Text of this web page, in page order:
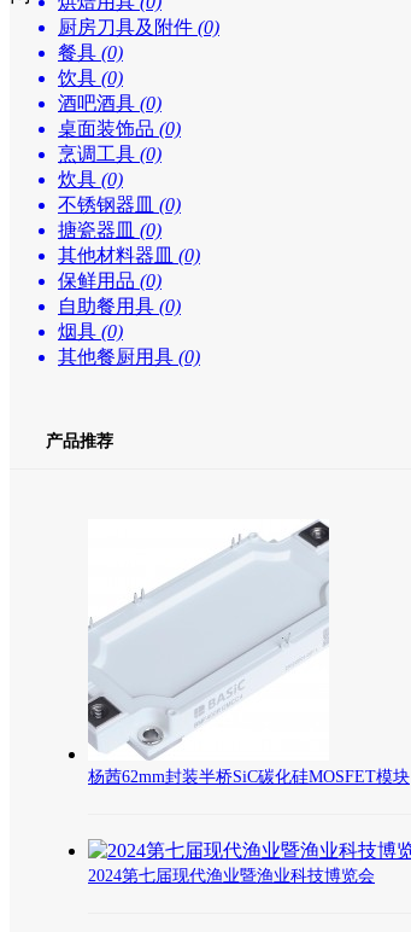
厨房刀具及附件 (0)
餐具 (0)
饮具 (0)
酒吧酒具 (0)
桌面装饰品 (0)
烹调工具 (0)
炊具 (0)
不锈钢器皿 (0)
搪瓷器皿 (0)
其他材料器皿 (0)
保鲜用品 (0)
自助餐用具 (0)
烟具 (0)
其他餐厨用具 (0)
产品推荐
杨茜62mm封装半桥SiC碳化硅MOSFET模块
2024第七届现代渔业暨渔业科技博览会